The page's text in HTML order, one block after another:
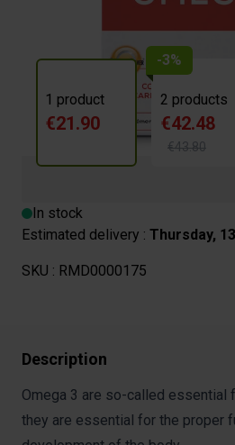
1 product
€21.90
-3%
2 products
€42.48
€43.80
In stock
Estimated delivery : Thursday,
SKU : RMD0000175
Description
Omega 3 are so-called essential
they are essential for the proper